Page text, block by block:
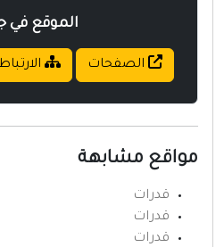
الموقع في جوجل
الصفحات الارتباط
مشابهة
قدرات
قدرات
قدرات